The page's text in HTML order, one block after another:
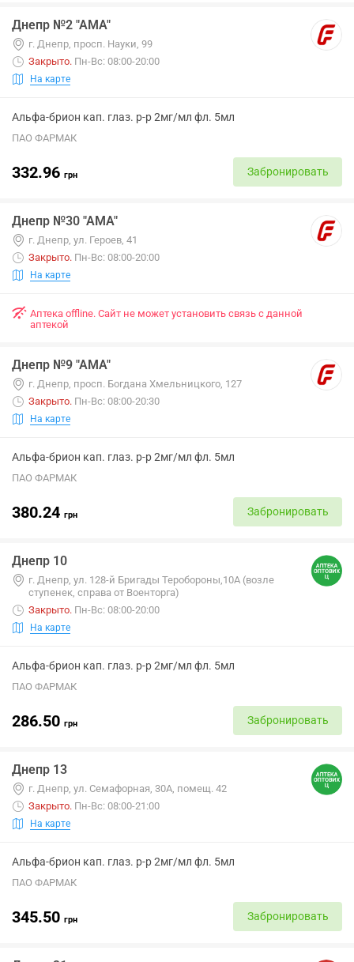
Днепр №2 "АМА"
г. Днепр, просп. Науки, 99
Закрыто. Пн-Вс: 08:00-20:00
На карте
Альфа-брион кап. глаз. р-р 2мг/мл фл. 5мл
ПАО ФАРМАК
332.96 грн Забронировать
Днепр №30 "АМА"
г. Днепр, ул. Героев, 41
Закрыто. Пн-Вс: 08:00-20:00
На карте
Аптека offline. Сайт не может установить связь с данной
аптекой
Днепр №9 "АМА"
г. Днепр, просп. Богдана Хмельницкого, 127
Закрыто. Пн-Вс: 08:00-20:30
На карте
Альфа-брион кап. глаз. р-р 2мг/мл фл. 5мл
ПАО ФАРМАК
380.24 грн Забронировать
Днепр 10
г. Днепр, ул. 128-й Бригады Теробороны,10А (возле
ступенек, справа от Военторга)
Закрыто. Пн-Вс: 08:00-20:00
На карте
Альфа-брион кап. глаз. р-р 2мг/мл фл. 5мл
ПАО ФАРМАК
286.50 грн Забронировать
Днепр 13
г. Днепр, ул. Семафорная, 30А, помещ. 42
Закрыто. Пн-Вс: 08:00-21:00
На карте
Альфа-брион кап. глаз. р-р 2мг/мл фл. 5мл
ПАО ФАРМАК
345.50 грн Забронировать